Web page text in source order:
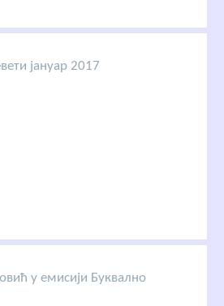
јануар 2017
у емисији Буквално